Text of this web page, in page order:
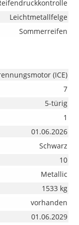
Leichtmetallfelge
Sommerreifen
(ICE)
7
5-türig
1
01.06.2026
Schwarz
10
Metallic
1533 kg
vorhanden
01.06.2029